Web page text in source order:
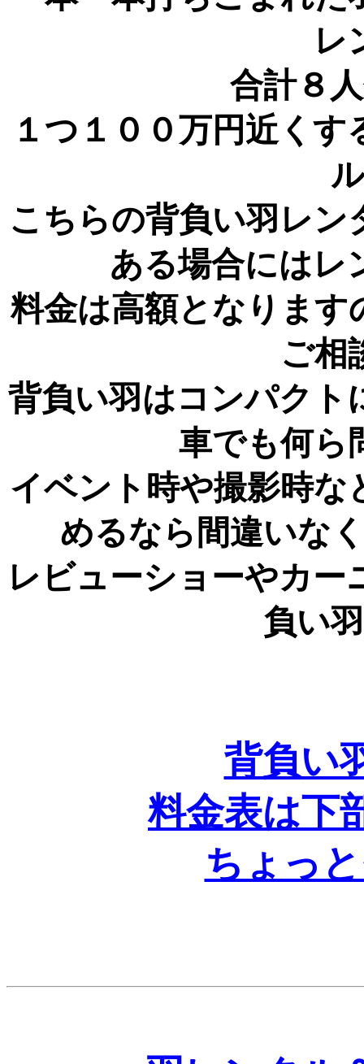
レ
合計８
１つ１００万円近く
こちらの背負い羽レ
ある場合にはレ
料金は高額となります
ご相
背負い羽はコンパクト
車でも何ら
イベント時や撮影時な
めるなら間違いな
レビューショーやカ
負い
背負い
料金表は下
ちょっ